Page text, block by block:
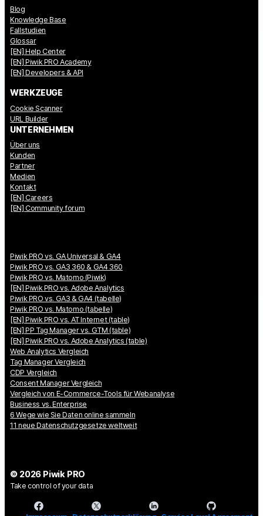
Blog
Knowledge Base
Fallstudien
Glossar
[EN] Help Center
[EN] Piwik PRO Academy
[EN] Developers & API
WERKZEUGE
Cookie Scanner
URL Builder
UNTERNEHMEN
Über uns
Kunden
Partner
Medien
Kontakt
[EN] Careers
[EN] Community forum
Piwik PRO vs. GA Universal & GA4
Piwik PRO vs. GA3 360 & GA4 360
Piwik PRO vs. Matomo (Piwik)
[EN] Piwik PRO vs. Adobe Analytics
Piwik PRO vs. GA3 & GA4 (tabelle)
Piwik PRO vs. Matomo (tabelle)
[EN] Piwik PRO vs. AT Internet (table)
[EN] PP Tag Manager vs. GTM (table)
[EN] Piwik PRO vs. Adobe Analytics (table)
Web Analytics Vergleich
Tag Manager Vergleich
CDP Vergleich
Consent Manager Vergleich
Vergleich von E-Commerce-Tools für Webanalyse
Business vs. Enterprise
6 Wege wie Sie Daten online sammeln
11 neue Datenschutzgesetze weltweit
© 2026 Piwik PRO
Take control of your data